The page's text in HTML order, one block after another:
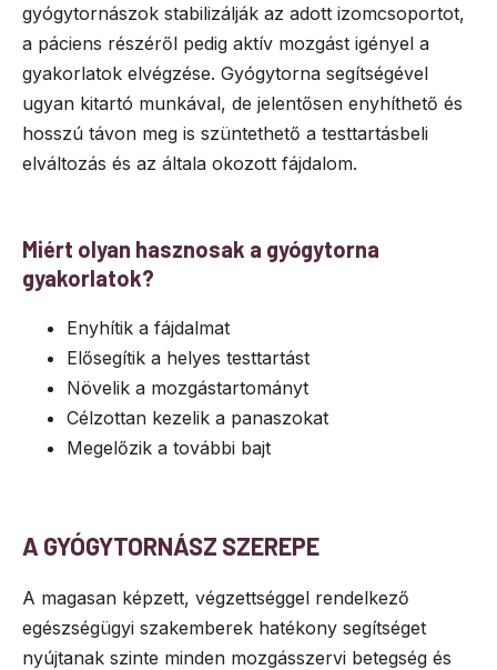
gyógytornászok stabilizálják az adott izomcsoportot,
a páciens részéről pedig aktív mozgást igényel a
gyakorlatok elvégzése. Gyógytorna segítségével
ugyan kitartó munkával, de jelentősen enyhíthető és
hosszú távon meg is szüntethető a testtartásbeli
elváltozás és az általa okozott fájdalom.
Miért olyan hasznosak a gyógytorna
gyakorlatok?
Enyhítik a fájdalmat
Elősegítik a helyes testtartást
Növelik a mozgástartományt
Célzottan kezelik a panaszokat
Megelőzik a további bajt
A GYÓGYTORNÁSZ SZEREPE
A magasan képzett, végzettséggel rendelkező
egészségügyi szakemberek hatékony segítséget
nyújtanak szinte minden mozgásszervi betegség és